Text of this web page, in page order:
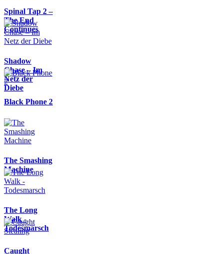
Spinal Tap 2 –
The End
Continues
Shadow
Chase – Im
Netz der
Diebe
Black Phone 2
The Smashing
Machine
The Long
Walk -
Todesmarsch
Caught